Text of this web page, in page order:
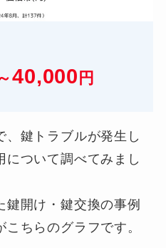
40,000 円
、鍵トラブルが発生し
について調べてみまし
開け・鍵交換の事例
ちらのグラフです。